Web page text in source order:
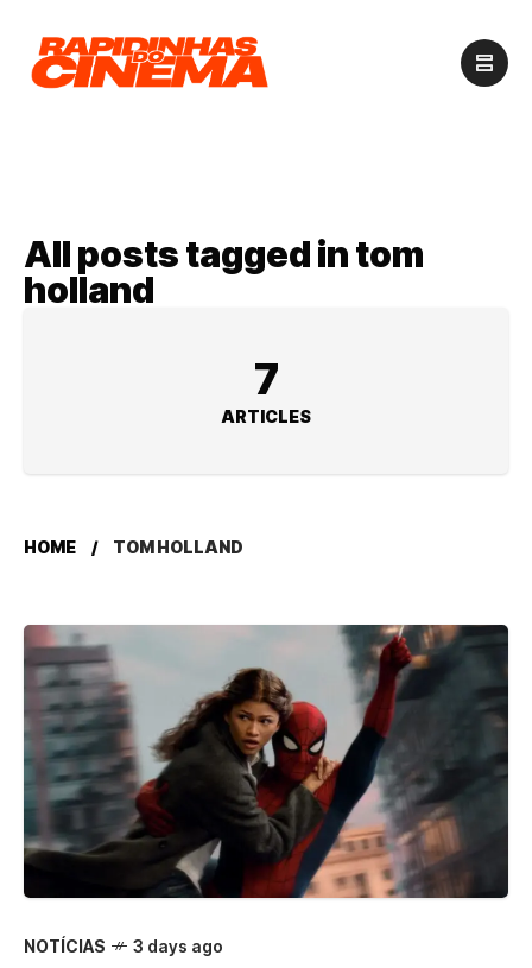
All posts tagged in tom
holland
7
ARTICLES
HOME TOM HOLLAND
NOTÍCIAS 3 days ago